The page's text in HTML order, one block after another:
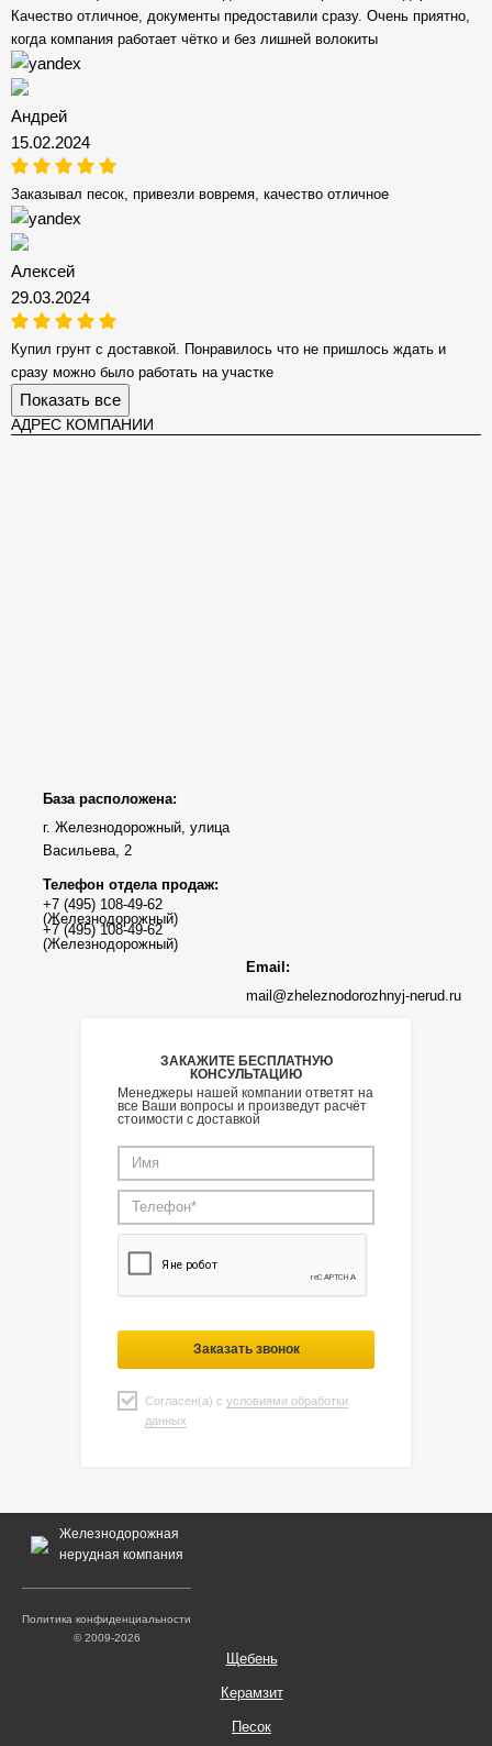
Качество отличное, документы предоставили сразу. Очень приятно,
когда компания работает чётко и без лишней волокиты
Андрей
15.02.2024
Заказывал песок, привезли вовремя, качество отличное
Алексей
29.03.2024
Купил грунт с доставкой. Понравилось что не пришлось ждать и
сразу можно было работать на участке
Показать все
АДРЕС КОМПАНИИ
База расположена:
г. Железнодорожный, улица
Васильева, 2
Телефон отдела продаж:
Email:
mail@zheleznodorozhnyj-nerud.ru
ЗАКАЖИТЕ БЕСПЛАТНУЮ
КОНСУЛЬТАЦИЮ
Менеджеры нашей компании ответят на
все Ваши вопросы и произведут расчёт
стоимости с доставкой
Заказать звонок
Согласен(а) с условиями обработки
данных
Железнодорожная
нерудная компания
Политика конфиденциальности
© 2009-2026
Щебень
Керамзит
Песок